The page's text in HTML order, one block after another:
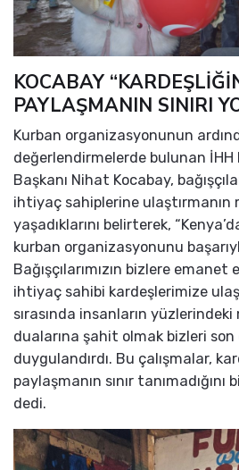
KOCABAY
PAYLAŞMANIN SINIRI
Kurban organizasyonunun
değerlendirmelerde bulunan İHH
Başkanı Nihat Kocabay,
ihtiyaç sahiplerine
yaşadıklarını belirterek,
kurban organizasyonunu
Bağışçılarımızın bizlere
ihtiyaç sahibi kardeşlerimize
sırasında insanların
dualarına şahit olmak bizleri son
duygulandırdı. Bu çalışmalar,
paylaşmanın sınır
dedi.